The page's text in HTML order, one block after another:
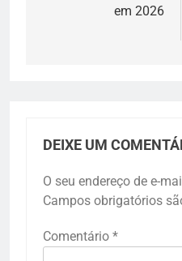
em 2026
DEIXE UM
O seu endereço de e-
Campos obrigatórios
Comentário *